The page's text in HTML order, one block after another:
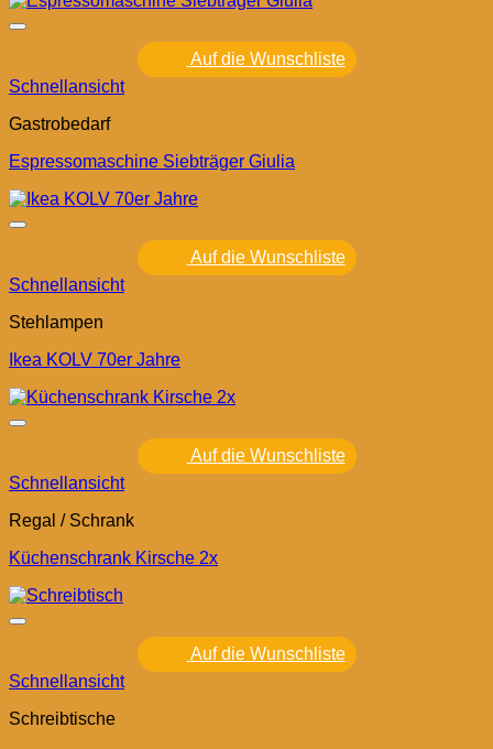
Auf die Wunschliste
Schnellansicht
Gastrobedarf
Espressomaschine Siebträger Giulia
Auf die Wunschliste
Schnellansicht
Stehlampen
Ikea KOLV 70er Jahre
Auf die Wunschliste
Schnellansicht
Regal / Schrank
Küchenschrank Kirsche 2x
Auf die Wunschliste
Schnellansicht
Schreibtische